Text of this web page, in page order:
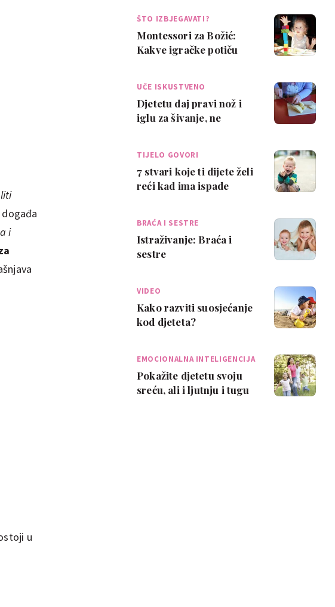
i
u
ŠTO IZBJEGAVATI?
Montessori za Božić:
Kakve igračke potiču
UČE ISKUSTVENO
Djetetu daj pravi nož i
iglu za šivanje, ne
TIJELO GOVORI
7 stvari koje ti dijete želi
reći kad ima ispade
BRAĆA I SESTRE
Istraživanje: Braća i
sestre
VIDEO
Kako razviti suosjećanje
kod djeteta?
EMOCIONALNA INTELIGENCIJA
Pokažite djetetu svoju
sreću, ali i ljutnju i tugu